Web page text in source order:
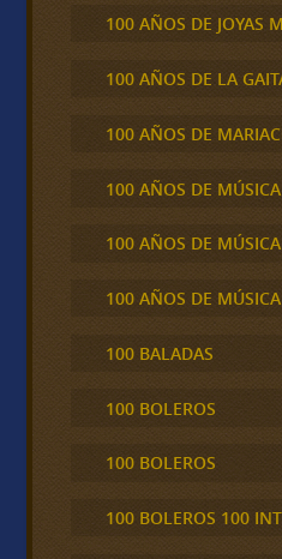
100 AÑOS DE JOYAS
100 AÑOS DE LA
100 AÑOS DE
100 AÑOS DE MÚSICA
100 AÑOS DE
100 AÑOS DE
100 BALADAS
100 BOLEROS
100 BOLEROS
100 BOLEROS 100